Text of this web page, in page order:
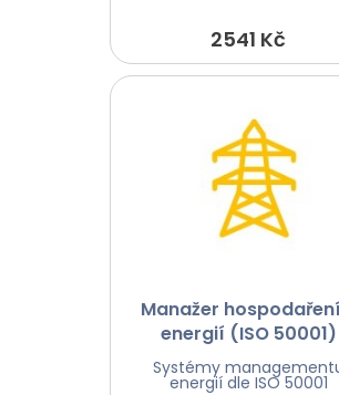
2541 Kč
Manažer
energií (ISO 50001)
Systémy
energií dle ISO 50001